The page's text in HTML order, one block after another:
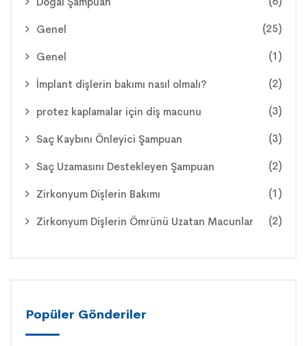
Genel (25)
Genel (1)
İmplant dişlerin bakımı nasıl olmalı? (2)
protez kaplamalar için diş macunu (3)
Saç Kaybını Önleyici Şampuan (3)
Saç Uzamasını Destekleyen Şampuan (2)
Zirkonyum Dişlerin Bakımı (1)
Zirkonyum Dişlerin Ömrünü Uzatan Macunlar (2)
Popüler Gönderiler